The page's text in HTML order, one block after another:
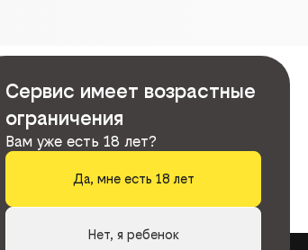
Сервис имеет возрастные
ограничения
Вам уже есть 18 лет?
Да, мне есть 18 лет
Нет, я ребенок